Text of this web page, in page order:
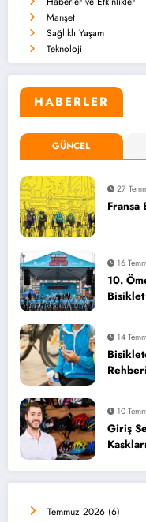
Manşet
Sağlıklı Yaşam
Teknoloji
HABERLER
GÜNCEL
27
Fransa
16
10.
Bisiklet
14
Rehberi
10
Giriş
Kaskları
Temmuz 2026 (6)